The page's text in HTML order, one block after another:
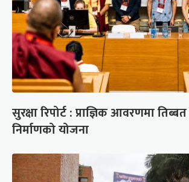
सुरक्षा रिपोर्ट : प्राज्ञिक आवरणमा
निर्माणको योजना